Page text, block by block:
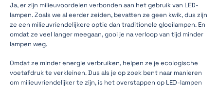
Ja, er zijn milieuvoordelen verbonden aan het gebruik van LED-
lampen. Zoals we al eerder zeiden, bevatten ze geen kwik, dus zijn
ze een milieuvriendelijkere optie dan traditionele gloeilampen. En
omdat ze veel langer meegaan, gooi je na verloop van tijd minder
lampen weg.
Omdat ze minder energie verbruiken, helpen ze je ecologische
voetafdruk te verkleinen. Dus als je op zoek bent naar manieren
om milieuvriendelijker te zijn, is het overstappen op LED-lampen